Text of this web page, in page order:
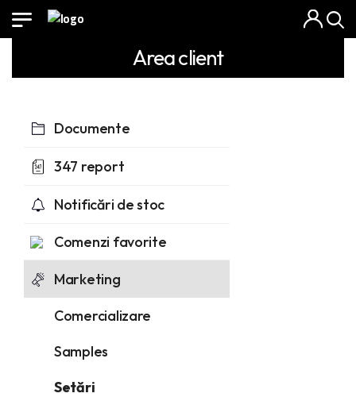
Area client
Documente
347 report
Notificări de stoc
Comenzi favorite
Marketing
Comercializare
Samples
Setări